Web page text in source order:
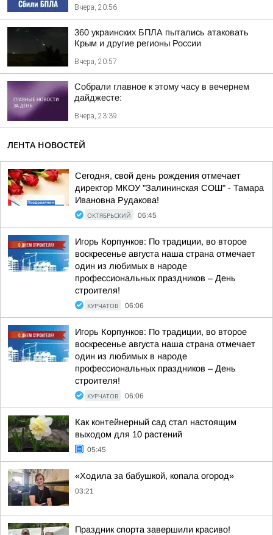
Вчера, 20:56
360 украинских БПЛА пытались атаковать
Крым и другие регионы России
Вчера, 20:57
Собрали главное к этому часу в вечернем
дайджесте:
Вчера, 23:39
ЛЕНТА НОВОСТЕЙ
Сегодня, свой день рождения отмечает
директор МКОУ "Залининская СОШ" - Тамара
Ивановна Рудакова!
ОКТЯБРЬСКИЙ 06:45
Игорь Корпунков: По традиции, во второе
воскресенье августа наша страна отмечает
один из любимых в народе
профессиональных праздников – День
строителя!
КУРЧАТОВ 06:06
Игорь Корпунков: По традиции, во второе
воскресенье августа наша страна отмечает
один из любимых в народе
профессиональных праздников – День
строителя!
КУРЧАТОВ 06:06
Как контейнерный сад стал настоящим
выходом для 10 растений
05:45
«Ходила за бабушкой, копала огород»
03:21
Праздник спорта завершили красиво!